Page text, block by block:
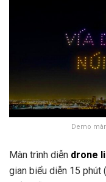
Demo
Màn trình diễn drone
gian biểu diễn 15 phút